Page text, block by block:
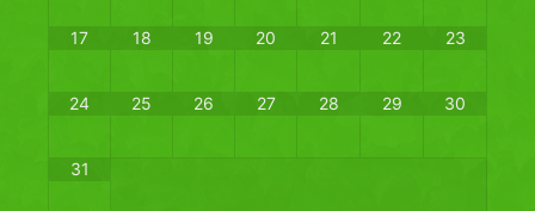
17 18 19 20 21 22 23
24 25 26 27 28 29 30
31